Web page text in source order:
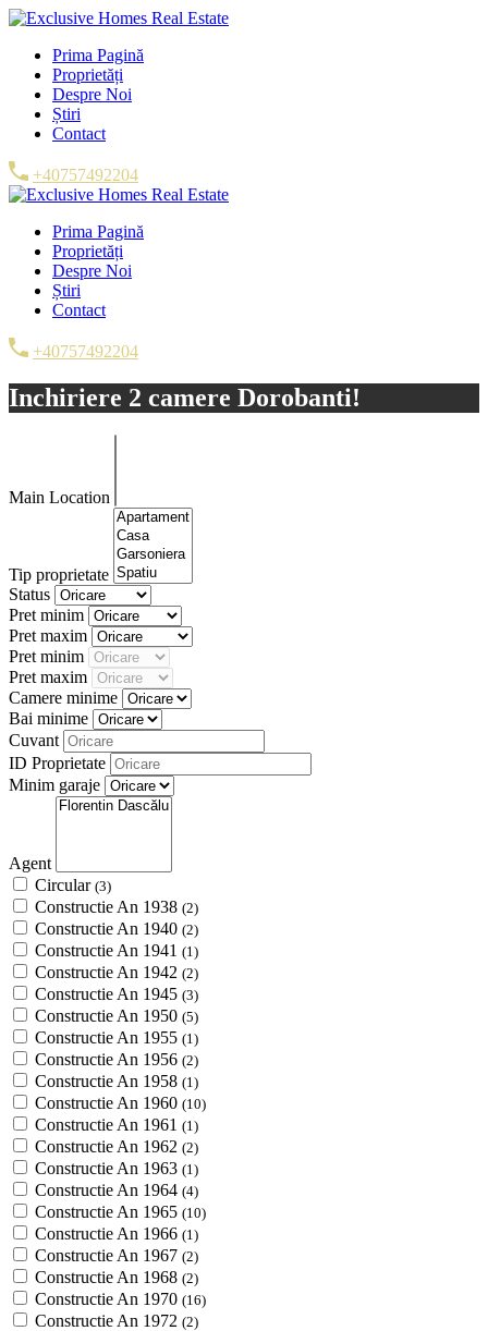
Prima Pagină
Proprietăți
Despre Noi
Știri
Contact
+40757492204
Prima Pagină
Proprietăți
Despre Noi
Știri
Contact
+40757492204
Inchiriere 2 camere Dorobanti!
Main Location
Tip proprietate
Status
Pret minim
Pret maxim
Pret minim
Pret maxim
Camere minime
Bai minime
Cuvant
ID Proprietate
Minim garaje
Agent
Circular (3)
Constructie An 1938 (2)
Constructie An 1940 (2)
Constructie An 1941 (1)
Constructie An 1942 (2)
Constructie An 1945 (3)
Constructie An 1950 (5)
Constructie An 1955 (1)
Constructie An 1956 (2)
Constructie An 1958 (1)
Constructie An 1960 (10)
Constructie An 1961 (1)
Constructie An 1962 (2)
Constructie An 1963 (1)
Constructie An 1964 (4)
Constructie An 1965 (10)
Constructie An 1966 (1)
Constructie An 1967 (2)
Constructie An 1968 (2)
Constructie An 1970 (16)
Constructie An 1972 (2)